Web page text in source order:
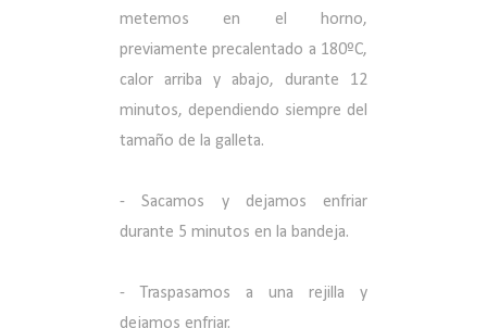
metemos en el horno,
previamente precalentado a 180ºC,
calor arriba y abajo, durante 12
minutos, dependiendo siempre del
tamaño de la galleta.
- Sacamos y dejamos enfriar
durante 5 minutos en la bandeja.
- Traspasamos a una rejilla y
dejamos enfriar.